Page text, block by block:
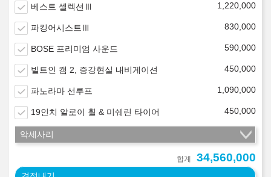
베스트 셀렉션Ⅲ 1,220,000
파킹어시스트Ⅲ 830,000
BOSE 프리미엄 사운드 590,000
빌트인 캠 2, 증강현실 내비게이션 450,000
파노라마 선루프 1,090,000
19인치 알로이 휠 & 미쉐린 타이어 450,000
악세사리
합계 34,560,000